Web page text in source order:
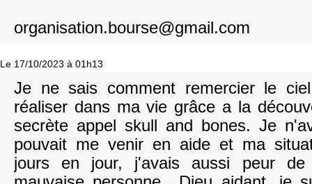
organisation.bourse@gmail.com
Le 17/10/2023 à 01h13
Je ne sais comment remercier le
réaliser dans ma vie grâce a la
secrète appel skull and bones. Je
pouvait me venir en aide et ma
jours en jour, j'avais aussi peur